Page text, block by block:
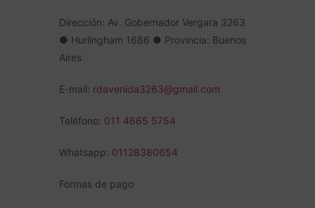
Dirección: Av. Gobernador Vergara 3263
● Hurlingham 1686 ● Provincia: Buenos
Aires
E-mail: rdavenida3263@gmail.com
Teléfono: 011 4665 5754
Whatsapp: 01128380654
Formas de pago